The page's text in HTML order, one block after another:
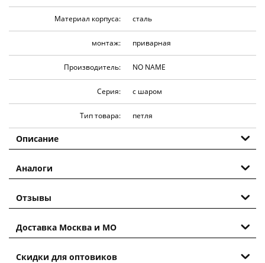
Материал корпуса: сталь
монтаж: приварная
Производитель: NO NAME
Серия: с шаром
Тип товара: петля
Описание
Аналоги
Отзывы
Доставка Москва и МО
Скидки для оптовиков